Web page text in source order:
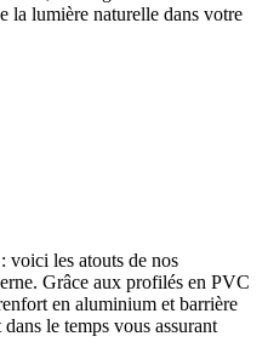
la lumière naturelle dans votre
voici les atouts de nos
Grâce aux profilés en PVC
en aluminium et barrière
le temps vous assurant